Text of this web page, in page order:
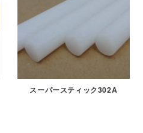
スーパースティック302A